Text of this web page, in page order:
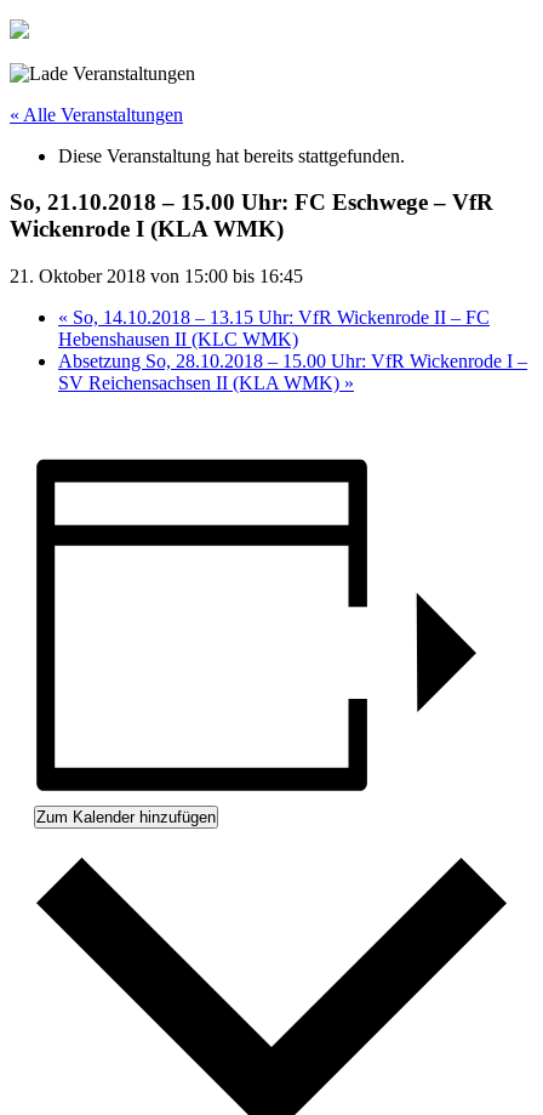
« Alle Veranstaltungen
Diese Veranstaltung hat bereits stattgefunden.
So, 21.10.2018 – 15.00 Uhr: FC Eschwege – VfR
Wickenrode I (KLA WMK)
21. Oktober 2018 von 15:00 bis 16:45
« So, 14.10.2018 – 13.15 Uhr: VfR Wickenrode II – FC
Hebenshausen II (KLC WMK)
Absetzung So, 28.10.2018 – 15.00 Uhr: VfR Wickenrode I –
SV Reichensachsen II (KLA WMK) »
Zum Kalender hinzufügen